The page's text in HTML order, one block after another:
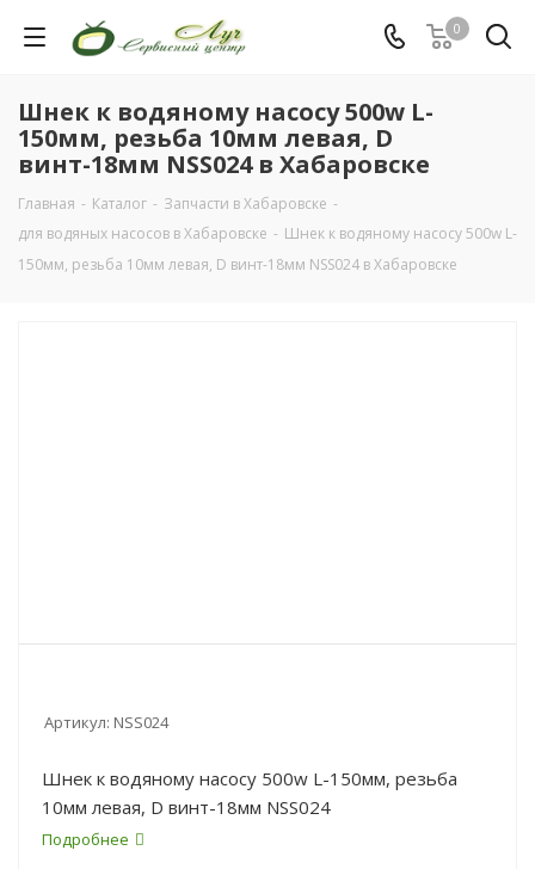
0
Шнек к водяному насосу 500w L-
150мм, резьба 10мм левая, D
винт-18мм NSS024 в Хабаровске
Главная - Каталог - Запчасти в Хабаровске -
для водяных насосов в Хабаровске - Шнек к водяному насосу 500w L-
150мм, резьба 10мм левая, D винт-18мм NSS024 в Хабаровске
Артикул: NSS024
Шнек к водяному насосу 500w L-150мм, резьба
10мм левая, D винт-18мм NSS024
Подробнее